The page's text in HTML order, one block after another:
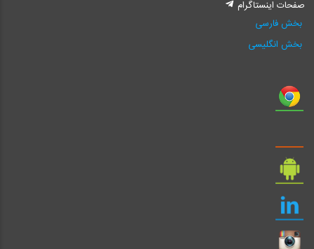
صفحات اینستاگرام
بخش فارسی
بخش انگلیسی